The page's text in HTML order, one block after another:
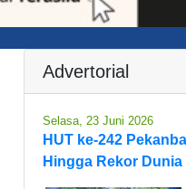
Advertorial
Selasa, 23 Juni 2026
HUT ke-242
Hingga Rekor